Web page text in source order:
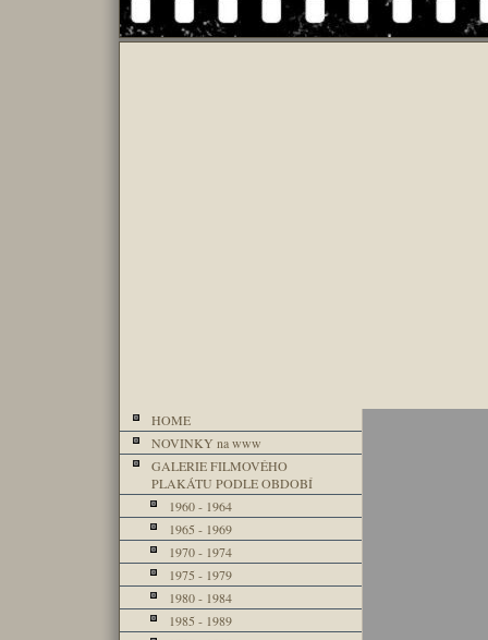
HOME
NOVINKY na www
GALERIE FILMOVÉHO
PLAKÁTU PODLE OBDOBÍ
1960 - 1964
1965 - 1969
1970 - 1974
1975 - 1979
1980 - 1984
1985 - 1989